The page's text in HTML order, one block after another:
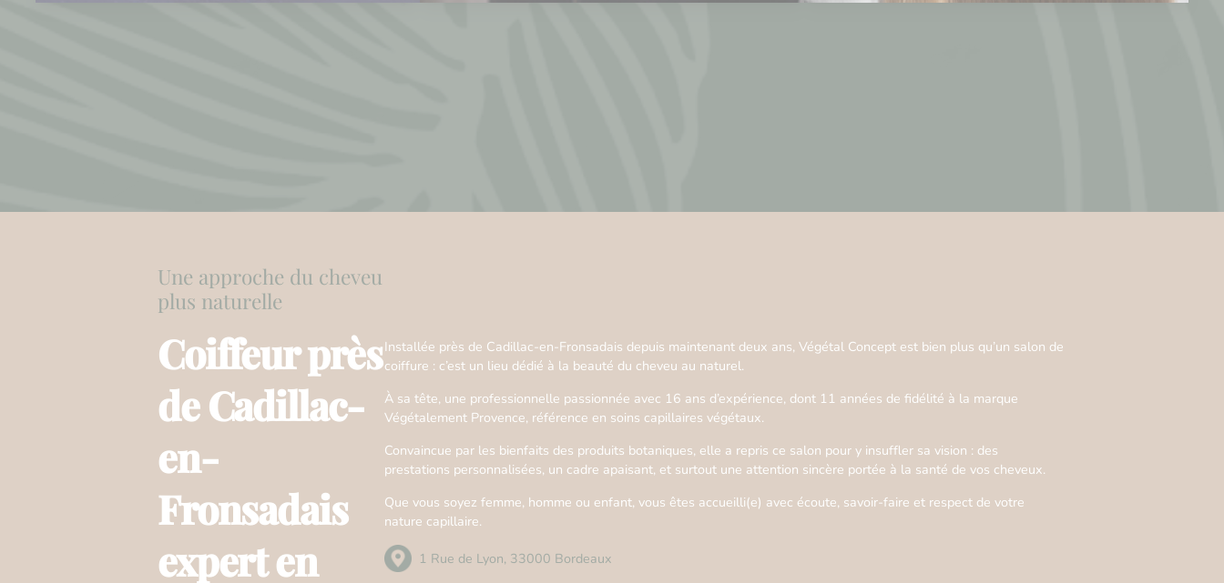
Une approche du cheveu
plus naturelle
Coiffeur près
de Cadillac-
en-
Fronsadais
expert en
Installée près de Cadillac-en-Fronsadais depuis maintenant deux ans, Végétal Concept est bien plus qu’un salon de
coiffure : c’est un lieu dédié à la beauté du cheveu au naturel.
À sa tête, une professionnelle passionnée avec 16 ans d’expérience, dont 11 années de fidélité à la marque
Végétalement Provence, référence en soins capillaires végétaux.
Convaincue par les bienfaits des produits botaniques, elle a repris ce salon pour y insuffler sa vision : des
prestations personnalisées, un cadre apaisant, et surtout une attention sincère portée à la santé de vos cheveux.
Que vous soyez femme, homme ou enfant, vous êtes accueilli(e) avec écoute, savoir-faire et respect de votre
nature capillaire.
1 Rue de Lyon, 33000 Bordeaux